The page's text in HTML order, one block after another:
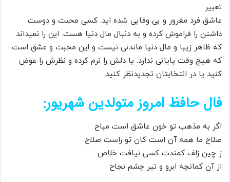
تعبیر:
عاشق فرد مغرور و بی وفایی شده اید. کسی محبت و دوست
داشتن را فراموش کرده و به دنبال مال دنیا هست. این را نمیداند
که ظاهر زیبا و مال دنیا ماندنی نیست و این محبت و عشق است
که هیچ وقت پایانی ندارد. یا دلش را نرم کرده و نظرش را عوض
کنید یا در انتخابتان تجدیدنظر کنید.
فال حافظ امروز متولدین شهریور:
اگر به مذهب تو خون عاشق است مباح
صلاح ما همه آن است کان تو راست صلاح
ز چین زلف کمندت کسی نیافت خلاص
از آن کمانچه ابرو و تیر چشم نجاح